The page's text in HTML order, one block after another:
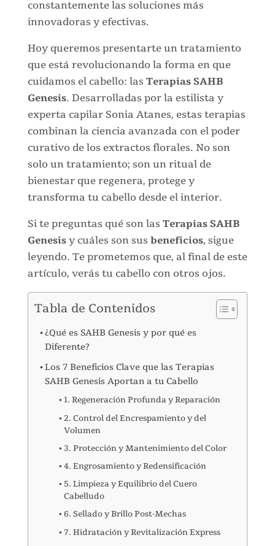
constantemente las soluciones más
innovadoras y efectivas.
Hoy queremos presentarte un tratamiento
que está revolucionando la forma en que
cuidamos el cabello: las Terapias SAHB
Genesis. Desarrolladas por la estilista y
experta capilar Sonia Atanes, estas terapias
combinan la ciencia avanzada con el poder
curativo de los extractos florales. No son
solo un tratamiento; son un ritual de
bienestar que regenera, protege y
transforma tu cabello desde el interior.
Si te preguntas qué son las Terapias SAHB
Genesisy cuáles son sus beneficios, sigue
leyendo. Te prometemos que, al final de este
artículo, verás tu cabello con otros ojos.
Tabla de Contenidos
¿Qué es SAHB Genesis y por qué es
Diferente?
Los 7 Beneficios Clave que las Terapias
SAHB Genesis Aportan a tu Cabello
1. Regeneración Profunda y Reparación
2. Control del Encrespamiento y del
Volumen
3. Protección y Mantenimiento del Color
4. Engrosamiento y Redensificación
5. Limpieza y Equilibrio del Cuero
Cabelludo
6. Sellado y Brillo Post-Mechas
7. Hidratación y Revitalización Express